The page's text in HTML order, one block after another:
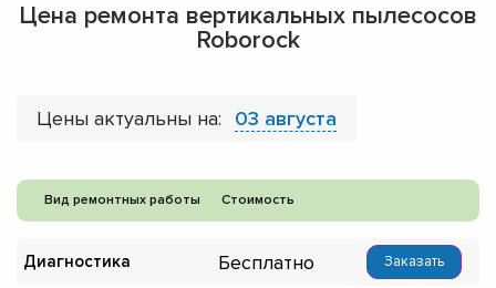
Цена ремонта вертикальных пылесосов
Roborock
Цены актуальны на: 03 августа
Вид ремонтных работы Стоимость
Диагностика Бесплатно Заказать